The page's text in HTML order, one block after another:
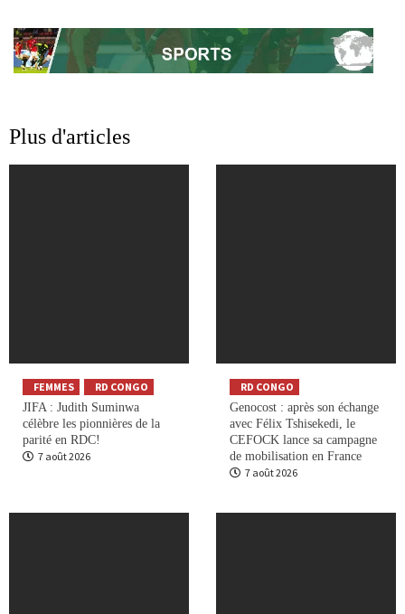
Plus d'articles
FEMMES
RD CONGO
JIFA : Judith Suminwa
célèbre les pionnières de la
parité en RDC!
7 août 2026
RD CONGO
Genocost : après son échange
avec Félix Tshisekedi, le
CEFOCK lance sa campagne
de mobilisation en France
7 août 2026